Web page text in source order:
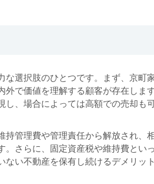
な選択肢のひとつです。まず、京町
外で価値を理解する顧客が存在しま
し、場合によっては高額での売却も
持管理費や管理責任から解放され、
。さらに、固定資産税や維持費とい
ない不動産を保有し続けるデメリッ